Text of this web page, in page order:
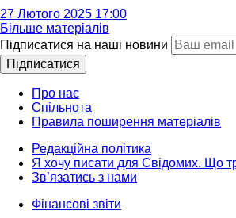
27 Лютого 2025 17:00
Більше матеріалів
Підписатися на наші новини
Підписатися
Про нас
Спільнота
Правила поширення матеріалів
Редакційна політика
Я хочу писати для Свідомих. Що
Зв’язатись з нами
Фінансові звіти